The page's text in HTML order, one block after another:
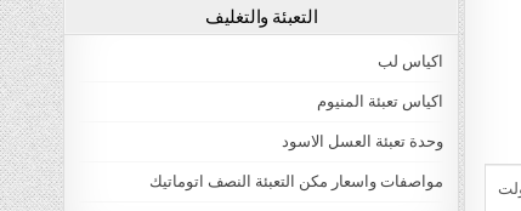
التعبئة والتغليف
اكياس لب
اكياس تعبئة المنيوم
وحدة تعبئة العسل الاسود
مواصفات واسعار مكن التعبئة النصف اتوماتيك